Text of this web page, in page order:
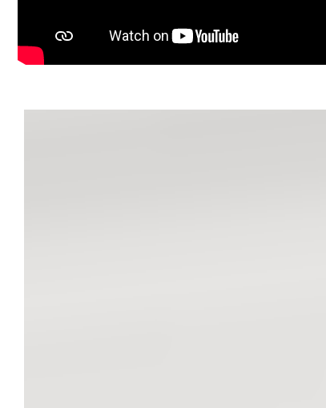
Andreea Covaci - Consultant Imobiliar PropertyLab
+40751479311
E-mail: andreea.covaci@propertylab.ro